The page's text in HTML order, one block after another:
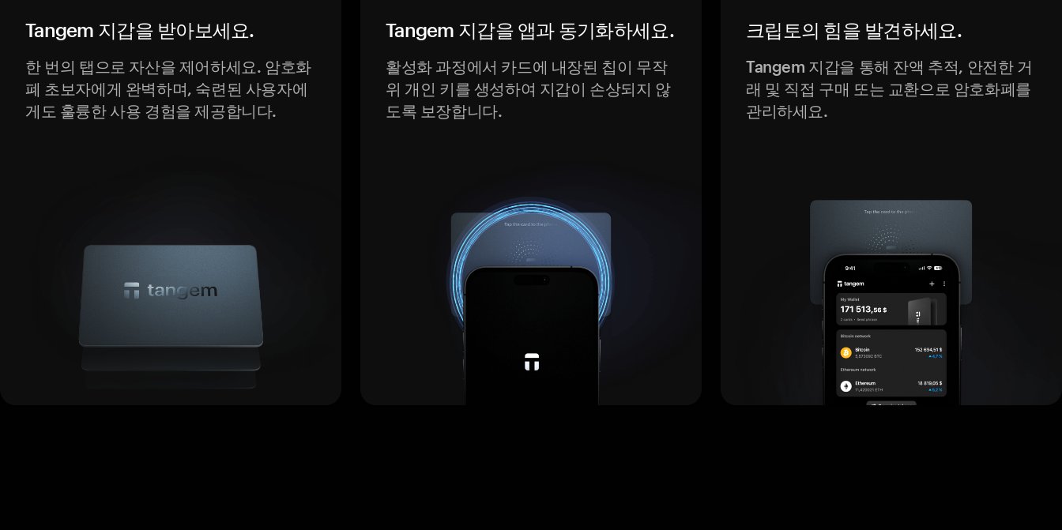
Tangem 지갑을 받아보세요.
한 번의 탭으로 자산을 제어하세요. 암호화
폐 초보자에게 완벽하며, 숙련된 사용자에
게도 훌륭한 사용 경험을 제공합니다.
Tangem 지갑을 앱과 동기화하세요.
활성화 과정에서 카드에 내장된 칩이 무작
위 개인 키를 생성하여 지갑이 손상되지 않
도록 보장합니다.
크립토의 힘을 발견하세요.
Tangem 지갑을 통해 잔액 추적, 안전한 거
래 및 직접 구매 또는 교환으로 암호화폐를
관리하세요.